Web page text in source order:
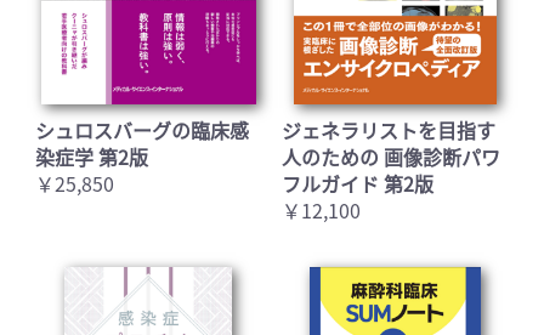
シュロスバーグの臨床感
染症学 第2版
￥25,850
ジェネラリストを目指す
人のための 画像診断パワ
フルガイド 第2版
￥12,100